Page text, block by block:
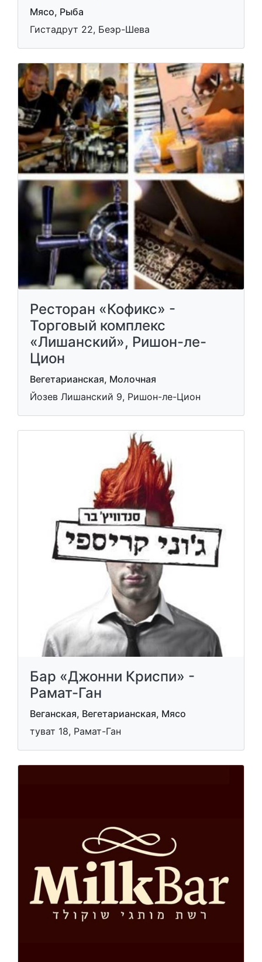
Мясо, Рыба
Гистадрут 22, Беэр-Шева
Ресторан «Кофикс» -
Торговый комплекс
«Лишанский», Ришон-ле-
Цион
Вегетарианская, Молочная
Йозев Лишанский 9, Ришон-ле-Цион
Бар «Джонни Криспи» -
Рамат-Ган
Веганская, Вегетарианская, Мясо
туват 18, Рамат-Ган